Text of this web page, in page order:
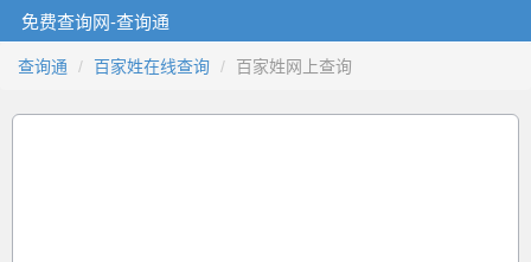
免费查询网-查询通
查询通 百家姓在线查询 百家姓网上查询